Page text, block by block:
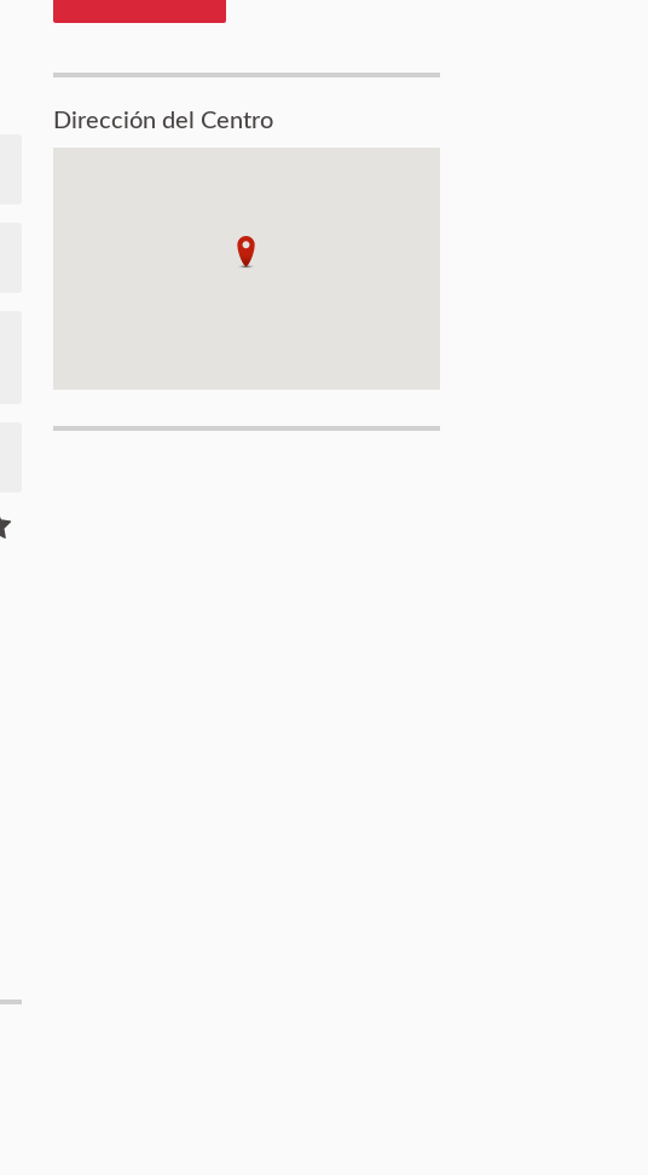
Dirección del Centro